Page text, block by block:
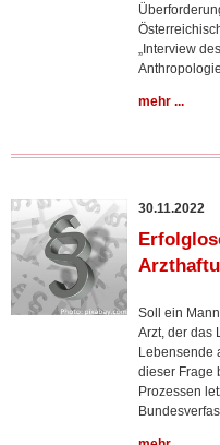
„Interview
mehr ...
30.11.2022
Soll ein
Arzt, der das
Lebensende
dieser Frage
Prozessen